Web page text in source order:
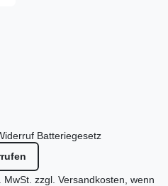
Batteriegesetz
zzgl. Versandkosten , wenn